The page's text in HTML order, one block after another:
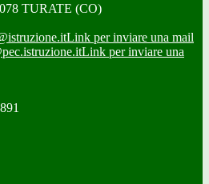
TURATE (CO)
Link per inviare una mail
Link per inviare una